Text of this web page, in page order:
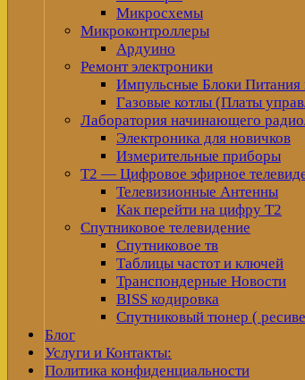
Микросхемы
Микроконтроллеры
Ардуино
Ремонт электроники
Импульсные Блоки Питания
Газовые котлы (Платы
Лаборатория начинающего
Электроника для новичков
Измерительные приборы
Т2 — Цифровое эфирное
Телевизионные Антенны
Как перейти на цифру Т2
Спутниковое телевидение
Спутниковое тв
Таблицы частот и ключей
Транспондерные Новости
BISS кодировка
Спутниковый тюнер (
Блог
Услуги и Контакты:
Политика конфиденциальности